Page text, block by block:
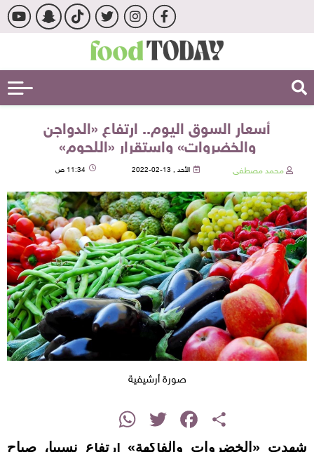
أسعار السوق اليوم.. ارتفاع «الدواجن
والخضروات» واستقرار «اللحوم»
محمد مصطفى الأحد , 13-02-2022 11:34 ص
صورة أرشيفية
Share
Facebook
Twitter
WhatsApp
شهدت «الخضروات والفاكهة» ارتفاع نسبيا، صباح